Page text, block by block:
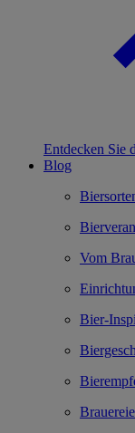
Entdecken Sie
Blog
Vom
Bier-